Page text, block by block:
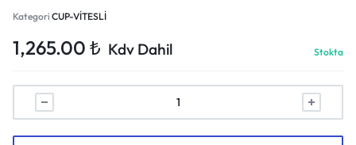
Kategori CUP-VİTESLİ
1,265.00 ₺ Kdv Dahil Stokta